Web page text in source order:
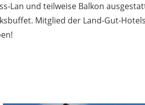
Lan und teilweise Balkon
Mitglied der Land-Gut-